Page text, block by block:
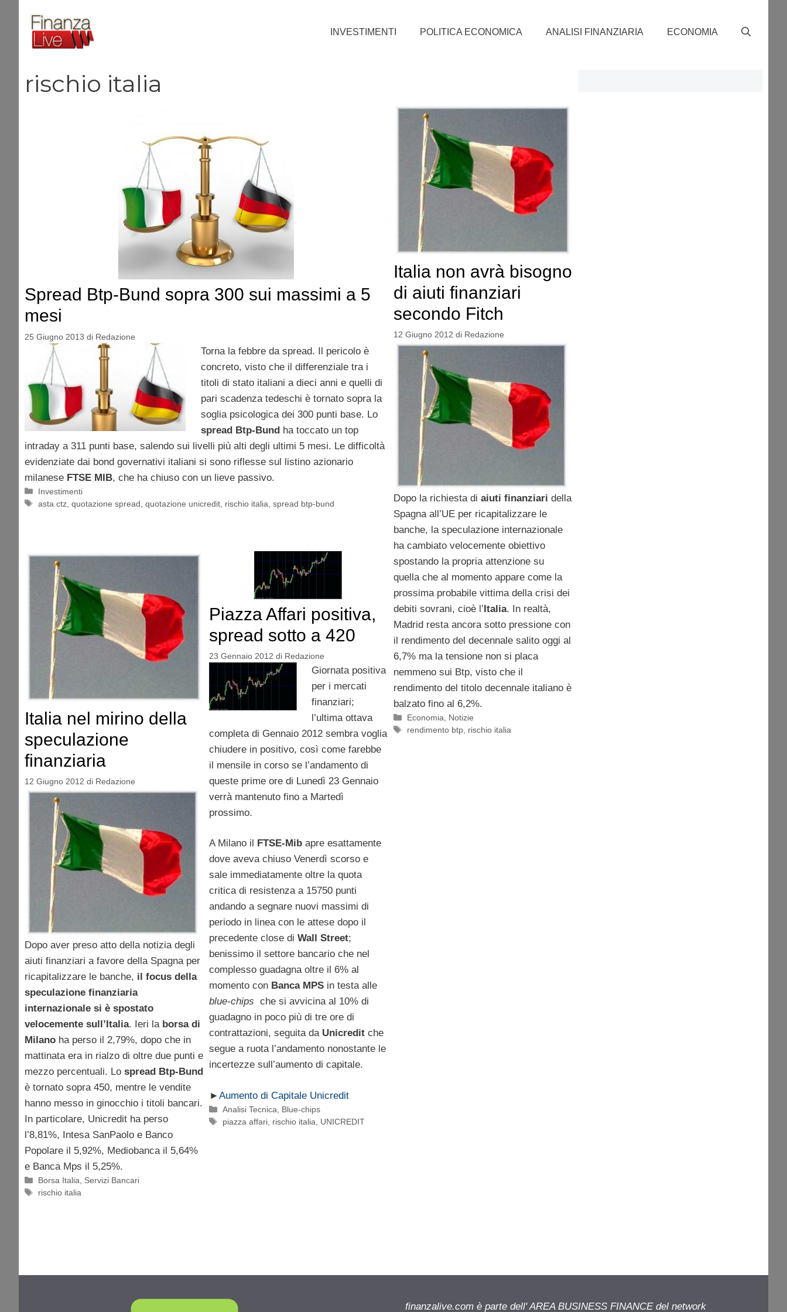
contenuto
INVESTIMENTI POLITICA ECONOMICA ANALISI FINANZIARIA ECONOMIA
rischio italia
Spread Btp-Bund sopra 300 sui massimi a 5
mesi
25 Giugno 2013 di Redazione
Torna la febbre da spread. Il pericolo è
concreto, visto che il differenziale tra i
titoli di stato italiani a dieci anni e quelli di
pari scadenza tedeschi è tornato sopra la
soglia psicologica dei 300 punti base. Lo
spread Btp-Bund ha toccato un top
intraday a 311 punti base, salendo sui livelli più alti degli ultimi 5 mesi. Le difficoltà
evidenziate dai bond governativi italiani si sono riflesse sul listino azionario
milanese FTSE MIB, che ha chiuso con un lieve passivo.
Categorie
Investimenti
Tag
asta ctz ,quotazione spread ,quotazione unicredit rischio italia ,spread btp-bund
Italia non avrà bisogno
di aiuti finanziari
secondo Fitch
12 Giugno 2012 di Redazione
Dopo la richiesta di aiuti finanziari della
Spagna all’UE per ricapitalizzare le
banche, la speculazione internazionale
ha cambiato velocemente obiettivo
spostando la propria attenzione su
quella che al momento appare come la
prossima probabile vittima della crisi dei
debiti sovrani, cioè l’Italia. In realtà,
Madrid resta ancora sotto pressione con
il rendimento del decennale salito oggi al
6,7% ma la tensione non si placa
nemmeno sui Btp, visto che il
rendimento del titolo decennale italiano è
balzato fino al 6,2%.
Categorie
Economia
Notizie
Tag
rendimento btp rischio italia
Italia nel mirino della
speculazione
finanziaria
12 Giugno 2012 di Redazione
Dopo aver preso atto della notizia degli
aiuti finanziari a favore della Spagna per
ricapitalizzare le banche, il focus della
speculazione finanziaria
internazionale si è spostato
velocemente sull’Italia. Ieri la borsa di
Milano ha perso il 2,79%, dopo che in
mattinata era in rialzo di oltre due punti e
mezzo percentuali. Lo spread Btp-Bund
è tornato sopra 450, mentre le vendite
hanno messo in ginocchio i titoli bancari.
In particolare, Unicredit ha perso
l’8,81%, Intesa SanPaolo e Banco
Popolare il 5,92%, Mediobanca il 5,64%
e Banca Mps il 5,25%.
Categorie
Borsa Italia
Servizi Bancari
Tag
rischio italia
Piazza Affari positiva,
spread sotto a 420
23 Gennaio 2012 di Redazione
Giornata positiva
per i mercati
finanziari;
l’ultima ottava
completa di Gennaio 2012 sembra voglia
chiudere in positivo, così come farebbe
il mensile in corso se l’andamento di
queste prime ore di Lunedì 23 Gennaio
verrà mantenuto fino a Martedì
prossimo.
A Milano il FTSE-Mibapre esattamente
dove aveva chiuso Venerdì scorso e
sale immediatamente oltre la quota
critica di resistenza a 15750 punti
andando a segnare nuovi massimi di
periodo in linea con le attese dopo il
precedente close di Wall Street;
benissimo il settore bancario che nel
complesso guadagna oltre il 6% al
momento con Banca MPSin testa alle
blue-chips che si avvicina al 10% di
guadagno in poco più di tre ore di
contrattazioni, seguita da Unicreditche
segue a ruota l’andamento nonostante le
incertezze sull’aumento di capitale.
► Aumento di Capitale Unicredit
Categorie
Analisi Tecnica
Blue-chips
Tag
piazza affari rischio italia UNICREDIT
finanzalive.com è parte dell' AREA BUSINESS FINANCE del network